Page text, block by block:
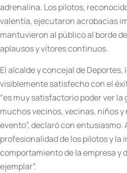
adrenalina. Los pilotos,
valentía, ejecutaron acrobacias
mantuvieron al público al borde
aplausos y vítores continuos.
El alcalde y concejal de
visiblemente satisfecho con el
“es muy satisfactorio poder ver
muchos vecinos, vecinas, niños
evento”, declaró con entusiasmo.
profesionalidad de los pilotos y la
comportamiento de la empresa y
ejemplar”.